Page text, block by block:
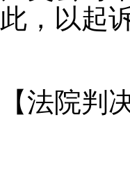
此，以起
【法院判